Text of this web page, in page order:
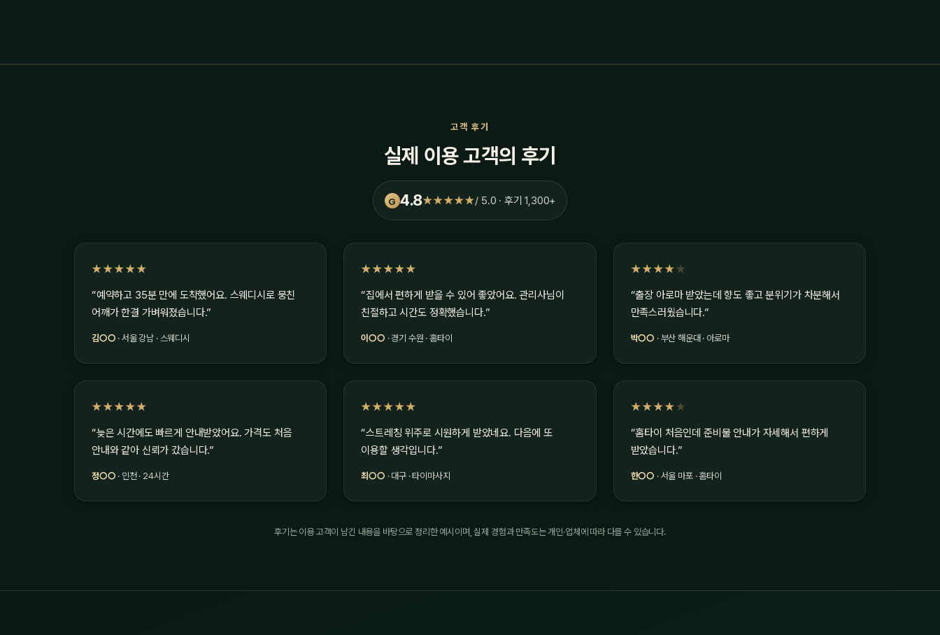
고객 후기
실제 이용 고객의 후기
G 4.8★★★★★/ 5.0 · 후기 1,300+
★★★★★
“예약하고 35분 만에 도착했어요. 스웨디시로 뭉친
어깨가 한결 가벼워졌습니다.”
김○○ · 서울 강남 · 스웨디시
★★★★★
“집에서 편하게 받을 수 있어 좋았어요. 관리사님이
친절하고 시간도 정확했습니다.”
이○○ · 경기 수원 · 홈타이
★★★★ ★
“출장 아로마 받았는데 향도 좋고 분위기가 차분해서
만족스러웠습니다.”
박○○ · 부산 해운대 · 아로마
★★★★★
“늦은 시간에도 빠르게 안내받았어요. 가격도 처음
안내와 같아 신뢰가 갔습니다.”
정○○ · 인천 · 24시간
★★★★★
“스트레칭 위주로 시원하게 받았네요. 다음에 또
이용할 생각입니다.”
최○○ · 대구 · 타이마사지
★★★★ ★
“홈타이 처음인데 준비물 안내가 자세해서 편하게
받았습니다.”
한○○ · 서울 마포 · 홈타이
후기는 이용 고객이 남긴 내용을 바탕으로 정리한 예시이며, 실제 경험과 만족도는 개인·업체에 따라 다를 수 있습니다.